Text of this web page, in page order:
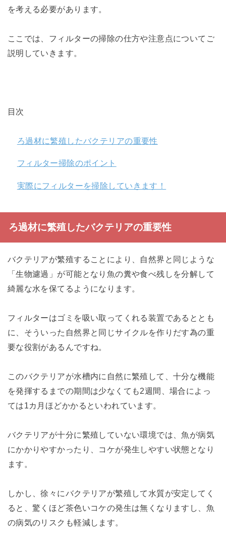
を考える必要があります。
ここでは、フィルターの掃除の仕方や注意点についてご
説明していきます。
目次
ろ過材に繁殖したバクテリアの重要性
フィルター掃除のポイント
実際にフィルターを掃除していきます！
ろ過材に繁殖したバクテリアの重要性
バクテリアが繁殖することにより、自然界と同じような
「生物濾過」が可能となり魚の糞や食べ残しを分解して
綺麗な水を保てるようになります。
フィルターはゴミを吸い取ってくれる装置であるととも
に、そういった自然界と同じサイクルを作りだす為の重
要な役割があるんですね。
このバクテリアが水槽内に自然に繁殖して、十分な機能
を発揮するまでの期間は少なくても2週間、場合によっ
ては1カ月ほどかかるといわれています。
バクテリアが十分に繁殖していない環境では、魚が病気
にかかりやすかったり、コケが発生しやすい状態となり
ます。
しかし、徐々にバクテリアが繁殖して水質が安定してく
ると、驚くほど茶色いコケの発生は無くなりますし、魚
の病気のリスクも軽減します。